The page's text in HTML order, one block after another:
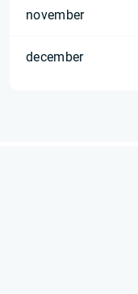
november
december